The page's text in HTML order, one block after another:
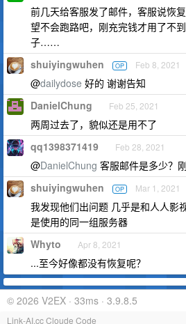
前几天给客服发了邮件，客服说恢
望不会跑路吧，刚充完钱才用了不
子……
shuiyingwuhen OP Feb 8, 2021
@dailydose 好的 谢谢告知
DanielChung Feb 25, 2021
两周过去了，貌似还是用不了
qq1398371419 Feb 28, 2021
@DanielChung 客服邮件是多少？
shuiyingwuhen OP Mar 1, 2021
我发现他们出问题 几乎是和人人影
是使用的同一组服务器
Whyto Apr 8, 2021
...至今好像都没有恢复呢？
© 2026 V2EX · 33ms · 3.9.8.5
Link-AI.cc Cloude Code